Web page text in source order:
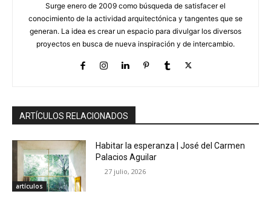
Surge enero de 2009 como búsqueda de satisfacer el
conocimiento de la actividad arquitectónica y tangentes que se
generan. La idea es crear un espacio para divulgar los diversos
proyectos en busca de nueva inspiración y de intercambio.
ARTÍCULOS RELACIONADOS
artículos
Habitar la esperanza | José del Carmen
Palacios Aguilar
27 julio, 2026